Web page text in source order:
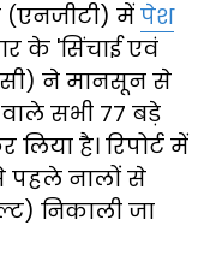
(एनजीटी) में पेश
के 'सिंचाई एवं
ने मानसून से
सभी 77 बड़े
है। रिपोर्ट में
पहले नालों से
निकाली जा